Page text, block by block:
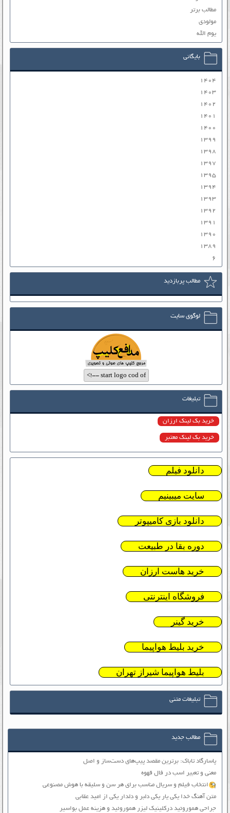
مطالب برتر
مولودی
یوم الله
بایگانی
۱۴۰۴
۱۴۰۳
۱۴۰۲
۱۴۰۱
۱۴۰۰
۱۳۹۹
۱۳۹۸
۱۳۹۷
۱۳۹۵
۱۳۹۴
۱۳۹۳
۱۳۹۲
۱۳۹۱
۱۳۹۰
۱۳۸۹
۶
مطالب پربازدید
لوگوی سایت
تبلیغات
خرید بک لینک ارزان
خرید بک لینک معتبر
دانلود فیلم
سایت میبینیم
دانلود بازی کامیپوتر
دوره بقا در طبیعت
خرید هاست ارزان
فروشگاه اینترنتی
خرید گینر
خرید بلیط هواپیما
بلیط هواپیما شیراز تهران
تبلیغات متنی
مطالب جدید
پاسارگاد تاباک: برترین مقصد پیپ‌های دست‌ساز و اصل
معنی و تعبیر اسب در فال قهوه
انتخاب فیلم و سریال مناسب برای هر سن و سلیقه با هوش مصنوعی
متن آهنگ خدا یکی یار یکی دلبر و دلدار یکی از امید عقابی
جراحی هموروئید درکلینیک لیزر هموروئید و هزینه عمل بواسیر